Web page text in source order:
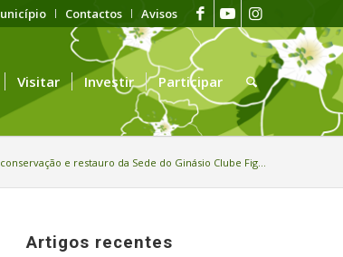
Contactos Avisos
Visitar Investir Participar
e restauro da Sede do Ginásio Clube Fig...
Artigos recentes